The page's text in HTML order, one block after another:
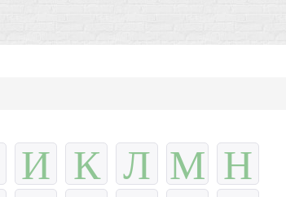
И К Л М Н